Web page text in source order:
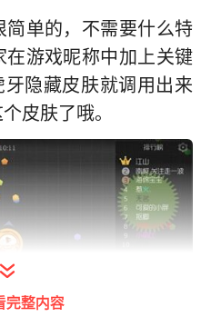
单的，不需要什么特
游戏昵称中加上关键
牙隐藏皮肤就调用出来
皮肤了哦。
完整内容